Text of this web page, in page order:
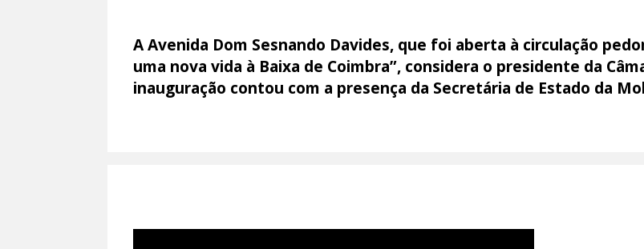
A Avenida Dom Sesnando Davides, que foi aberta à circulação
uma nova vida à Baixa de Coimbra”, considera o presidente da
inauguração contou com a presença da Secretária de Estado da